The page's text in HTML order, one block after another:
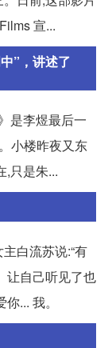
宣...
”，讲述了
是李煜最后一
小楼昨夜又东
,只是朱...
白流苏说:“有
让自己听见了也
... 我。